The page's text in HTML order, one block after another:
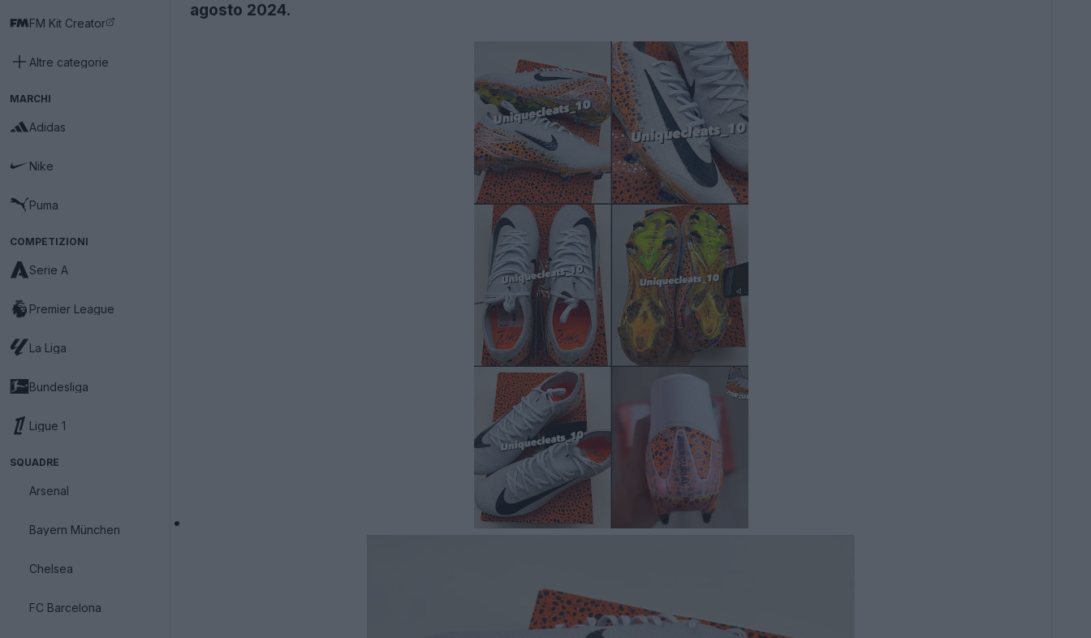
FM Kit Creator
Altre categorie
MARCHI
Adidas
Nike
Puma
COMPETIZIONI
Serie A
Premier League
La Liga
Bundesliga
Ligue 1
SQUADRE
Arsenal
Bayern München
Chelsea
FC Barcelona
agosto 2024.